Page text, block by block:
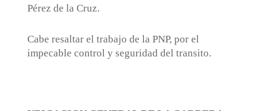
Pérez de la Cruz.
Cabe resaltar el trabajo de la PNP, por el
impecable control y seguridad del transito.